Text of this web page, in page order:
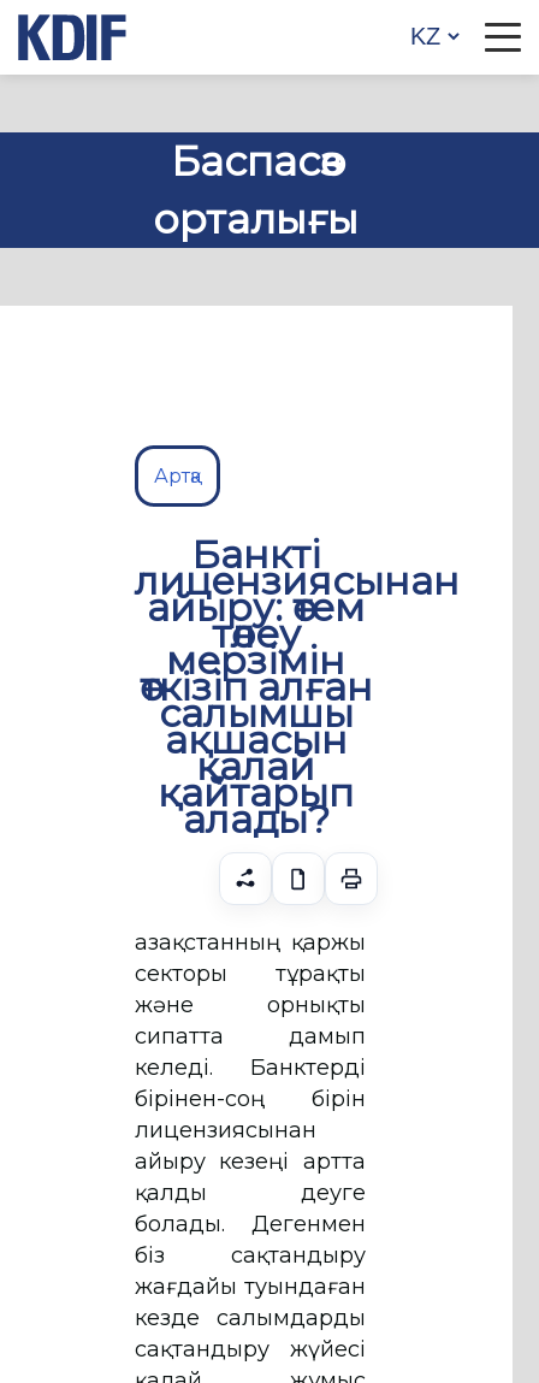
Баспасөз
орталығы
Артқа
Банкті
лицензиясынан
айыру: өтем
төлеу
мерзімін
өткізіп алған
салымшы
ақшасын
қалай
қайтарып
алады?
Қазақстанның қаржы
секторы тұрақты
және орнықты
сипатта дамып
келеді. Банктерді
бірінен-соң бірін
лицензиясынан
айыру кезеңі артта
қалды деуге
болады. Дегенмен
біз сақтандыру
жағдайы туындаған
кезде салымдарды
сақтандыру жүйесі